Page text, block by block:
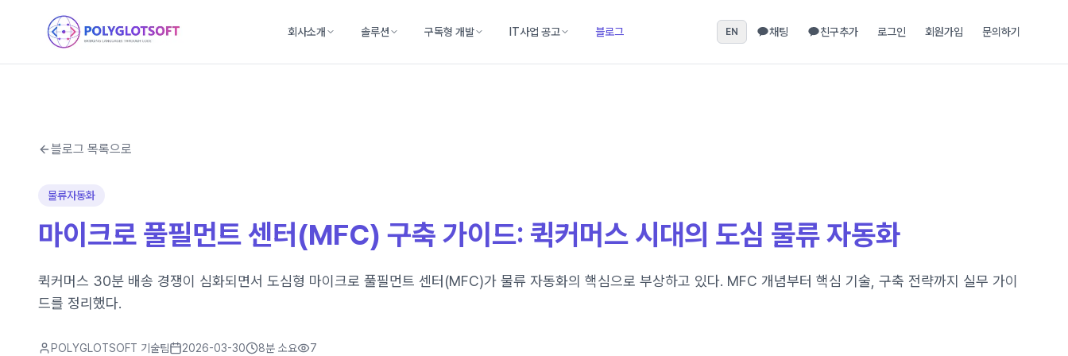
회사소개 솔루션 구독형 개발 IT사업 공고 블로그 EN 채팅 친구추가 로그인 회원가입 문의하기
블로그 목록으로
물류자동화
마이크로 풀필먼트 센터(MFC) 구축 가이드: 퀵커머스 시대의 도심 물류 자동화
퀵커머스 30분 배송 경쟁이 심화되면서 도심형 마이크로 풀필먼트 센터(MFC)가 물류 자동화의 핵심으로 부상하고 있다. MFC 개념부터 핵심 기술, 구축 전략까지 실무 가이
드를 정리했다.
POLYGLOTSOFT 기술팀 2026-03-30 8분 소요 7